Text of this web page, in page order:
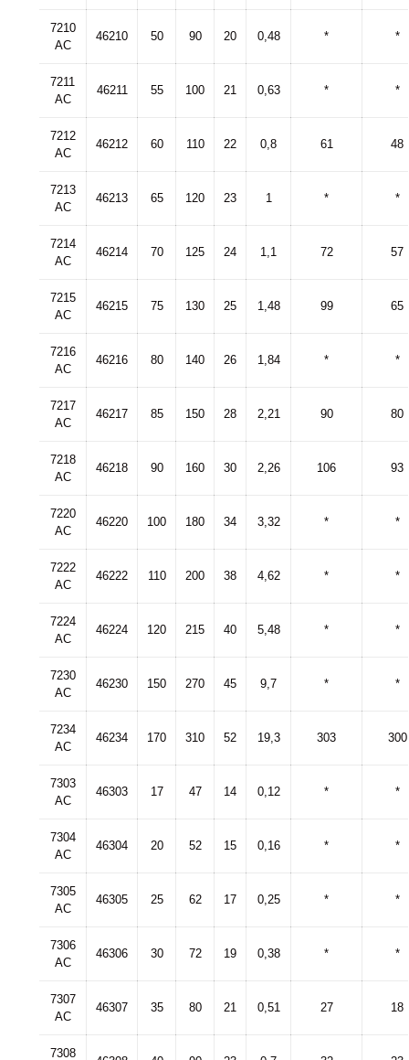
7210
AC
46210 50 90 20 0,48 * *
7211
AC
46211 55 100 21 0,63 * *
7212
AC
46212 60 110 22 0,8 61 48
7213
AC
46213 65 120 23 1 * *
7214
AC
46214 70 125 24 1,1 72 57
7215
AC
46215 75 130 25 1,48 99 65
7216
AC
46216 80 140 26 1,84 * *
7217
AC
46217 85 150 28 2,21 90 80
7218
AC
46218 90 160 30 2,26 106 93
7220
AC
46220 100 180 34 3,32 * *
7222
AC
46222 110 200 38 4,62 * *
7224
AC
46224 120 215 40 5,48 * *
7230
AC
46230 150 270 45 9,7 * *
7234
AC
46234 170 310 52 19,3 303 300
7303
AC
46303 17 47 14 0,12 * *
7304
AC
46304 20 52 15 0,16 * *
7305
AC
46305 25 62 17 0,25 * *
7306
AC
46306 30 72 19 0,38 * *
7307
AC
46307 35 80 21 0,51 27 18
7308